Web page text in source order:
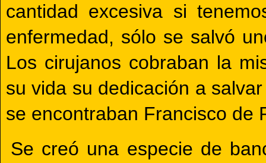
cantidad excesiva si
enfermedad, sólo se salvó
Los cirujanos cobraban la
su vida su dedicación a
se encontraban Francisco de
Se creó una especie de